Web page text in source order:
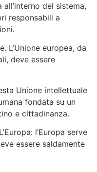
del sistema,
responsabili a
L’Unione europea, da
deve essere
Unione intellettuale
fondata su un
e cittadinanza.
l’Europa serve
essere saldamente